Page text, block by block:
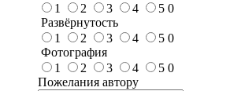
1
2 3 4 5 0
Развёрнутость
1
2 3 4 5 0
Фотография
1
2 3 4 5 0
Пожелания автору